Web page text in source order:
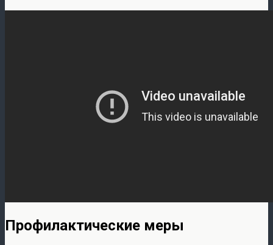
Профилактические меры